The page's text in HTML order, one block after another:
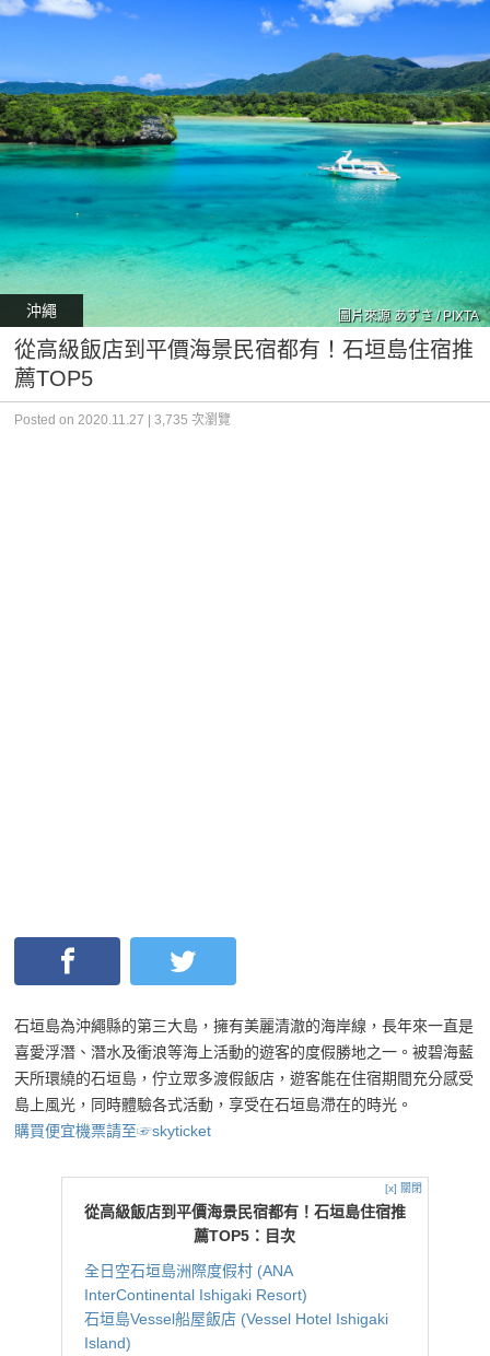
圖片來源 あずさ / PIXTA
沖繩
從高級飯店到平價海景民宿都有！石垣島住宿推
薦TOP5
Posted on 2020.11.27 | 3,735 次瀏覽
石垣島為沖繩縣的第三大島，擁有美麗清澈的海岸線，長年來一直是
喜愛浮潛、潛水及衝浪等海上活動的遊客的度假勝地之一。被碧海藍
天所環繞的石垣島，佇立眾多渡假飯店，遊客能在住宿期間充分感受
島上風光，同時體驗各式活動，享受在石垣島滯在的時光。
購買便宜機票請至☞skyticket
[x] 關閉
從高級飯店到平價海景民宿都有！石垣島住宿推
薦TOP5：目次
全日空石垣島洲際度假村 (ANA
InterContinental Ishigaki Resort)
石垣島Vessel船屋飯店 (Vessel Hotel Ishigaki
Island)